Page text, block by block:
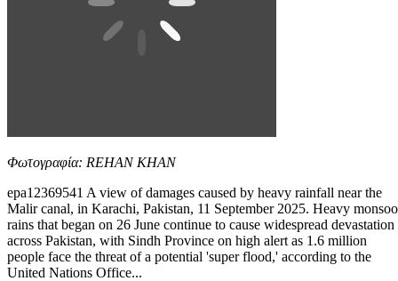
Φωτογραφία: REHAN KHAN
epa12369541 A view of damages caused by heavy rainfall near the
Malir canal, in Karachi, Pakistan, 11 September 2025. Heavy
rains that began on 26 June continue to cause widespread devastation
across Pakistan, with Sindh Province on high alert as 1.6 million
people face the threat of a potential 'super flood,' according to the
United Nations Office...